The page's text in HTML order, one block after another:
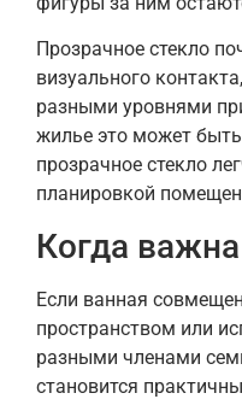
Прозрачное стекло
визуального
разными уровнями
жилье это может
прозрачное стекло
планировкой
Когда
Если ванная
пространством или
разными членами
становится